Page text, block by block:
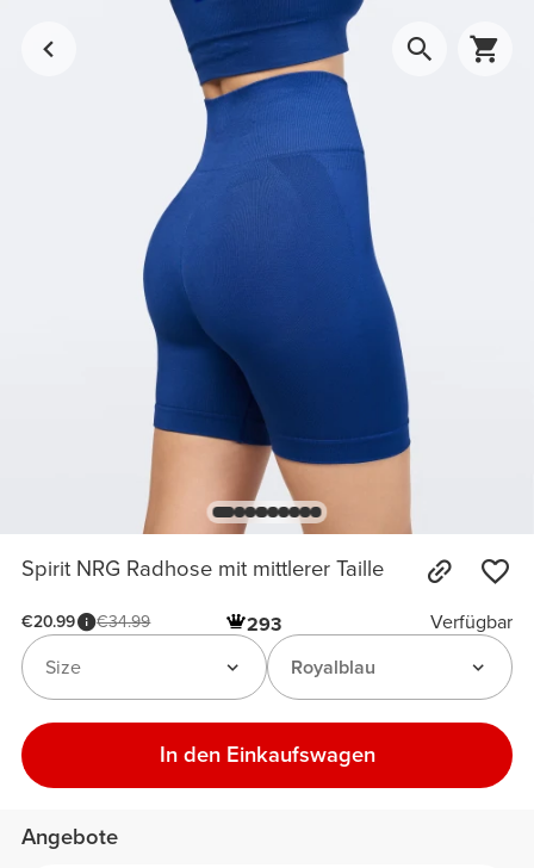
Spirit NRG Radhose mit mittlerer Taille
€20.99 €34.99 293
Verfügbar
Royalblau
Size
In den Einkaufswagen
Angebote